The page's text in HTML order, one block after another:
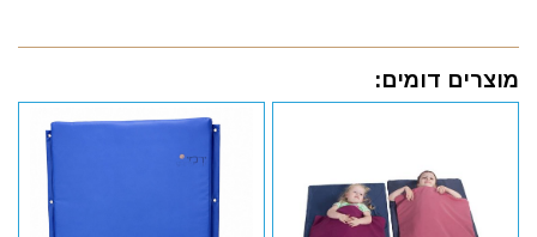
מוצרים דומים: